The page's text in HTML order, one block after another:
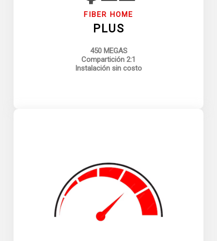
FIBER HOME
PLUS
450 MEGAS
Compartición 2:1
Instalación sin costo